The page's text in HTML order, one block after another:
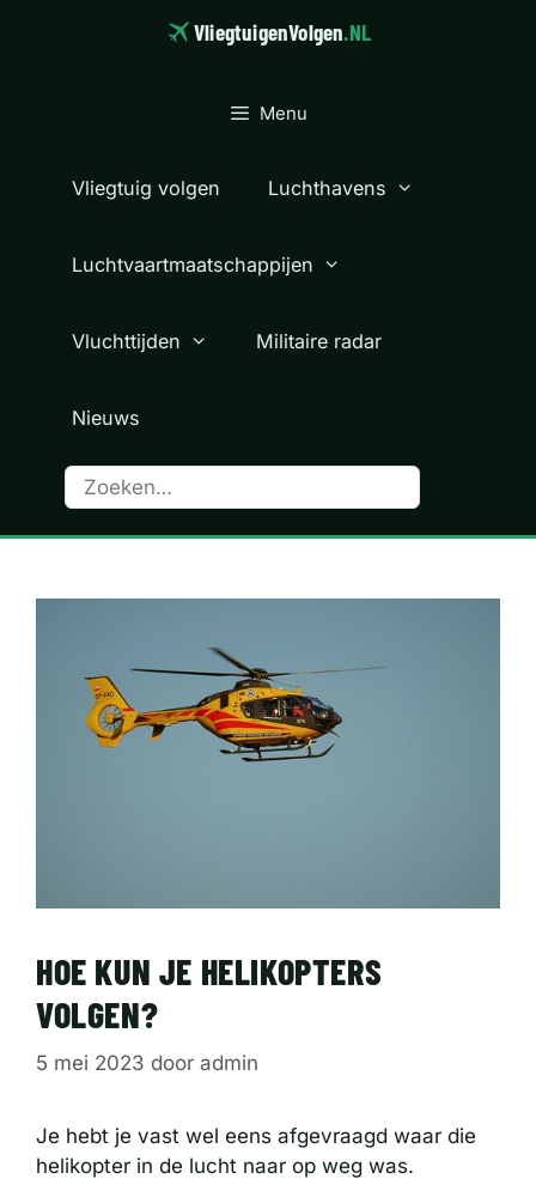
VliegtuigenVolgen.NL
Menu
Vliegtuig volgen Luchthavens
Luchtvaartmaatschappijen
Vluchttijden Militaire radar
Nieuws
HOE KUN JE HELIKOPTERS
VOLGEN?
5 mei 2023 door admin
Je hebt je vast wel eens afgevraagd waar die
helikopter in de lucht naar op weg was.